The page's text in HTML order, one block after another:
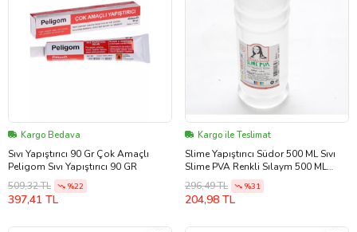
Kargo Bedava
Sıvı Yapıştırıcı 90 Gr Çok Amaçlı
Peligom Sıvı Yapıştırıcı 90 GR
509,32 TL
%22
397,41 TL
Kargo ile Teslimat
Slime Yapıştırıcı Südor 500 ML Sıvı
Slime PVA Renkli Sılaym 500 ML
(Beyaz)
296,49 TL %31
204,98 TL